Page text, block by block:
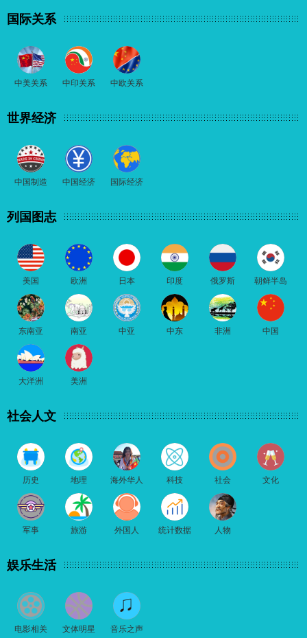
国际关系
中美关系 中印关系 中欧关系
世界经济
中国制造 中国经济 国际经济
列国图志
美国 欧洲 日本 印度 俄罗斯 朝鲜半岛
东南亚 南亚 中亚 中东 非洲 中国
大洋洲 美洲
社会人文
历史 地理 海外华人 科技 社会 文化
军事 旅游 外国人 统计数据 人物
娱乐生活
电影相关 文体明星 音乐之声